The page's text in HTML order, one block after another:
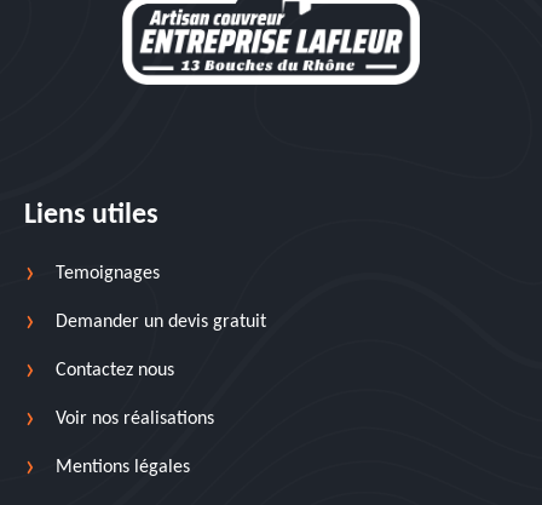
Liens utiles
Temoignages
Demander un devis gratuit
Contactez nous
Voir nos réalisations
Mentions légales